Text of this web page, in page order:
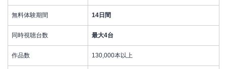
無料体験期間 14日間
同時視聴台数 最大4台
作品数 130,000本以上